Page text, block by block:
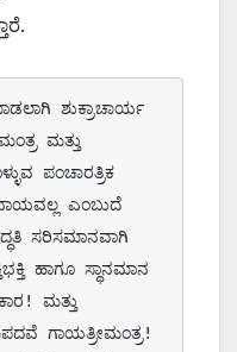
ಮತ್ತು
ಪಂಚಾರತ್ರಿಕ
ಎಂಬುದೆ
ಸರಿಸಮಾನವಾಗಿ
ಹಾಗೂ ಸ್ಥಾನಮಾನ
ಮತ್ತು
ಗಾಯತ್ರೀಮಂತ್ರ!